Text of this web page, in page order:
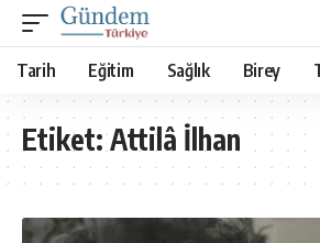
Tarih Eğitim Sağlık Birey
Etiket:Attilâ İlhan